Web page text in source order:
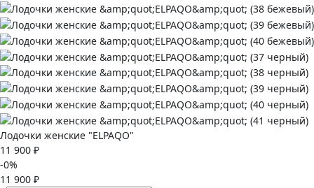
Лодочки женские "ELPAQO"
11 900 ₽
-0%
11 900 ₽